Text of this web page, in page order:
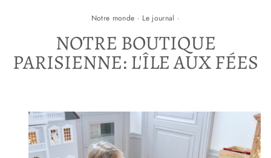
Notre monde · Le journal ·
NOTRE BOUTIQUE
PARISIENNE: L'ÎLE AUX FÉES